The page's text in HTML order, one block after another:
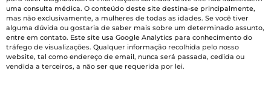
uma consulta médica. O conteúdo deste site destina-se principalmente,
mas não exclusivamente, a mulheres de todas as idades. Se você tiver
alguma dúvida ou gostaria de saber mais sobre um determinado assunto,
entre em contato. Este site usa Google Analytics para conhecimento do
tráfego de visualizações. Qualquer informação recolhida pelo nosso
website, tal como endereço de email, nunca será passada, cedida ou
vendida a terceiros, a não ser que requerida por lei.